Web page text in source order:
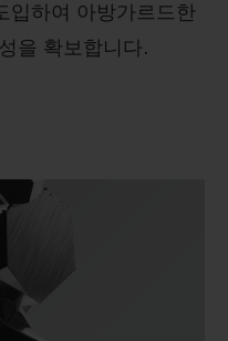
입하여 아방가르드한
을 확보합니다.